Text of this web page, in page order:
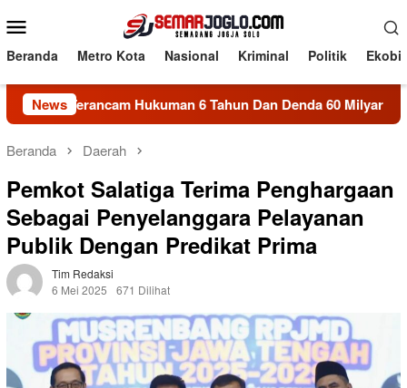
ke
kontenMobile
Beranda Metro Kota Nasional Kriminal Politik
News
Hukuman 6 Tahun Dan Denda 60 Milyar Proyek
Beranda Daerah
Pemkot Salatiga Terima Penghargaan
Sebagai Penyelanggara Pelayanan
Publik Dengan Predikat Prima
Tim Redaksi
6 Mei 2025
671 Dilihat